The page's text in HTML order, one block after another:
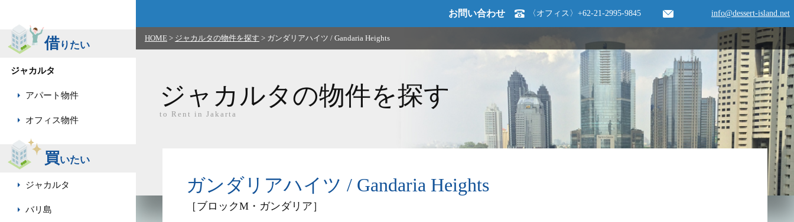
借りたい
ジャカルタ
アパート物件
オフィス物件
買いたい
ジャカルタ
バリ島
お問い合わせ 〈オフィス〉+62-21-2995-9845 info@dessert-island.net
HOME > ジャカルタの物件を探す > ガンダリアハイツ / Gandaria Heights
ジャカルタの物件を探す
to Rent in Jakarta
ガンダリアハイツ / Gandaria Heights
［ブロックM・ガンダリア］